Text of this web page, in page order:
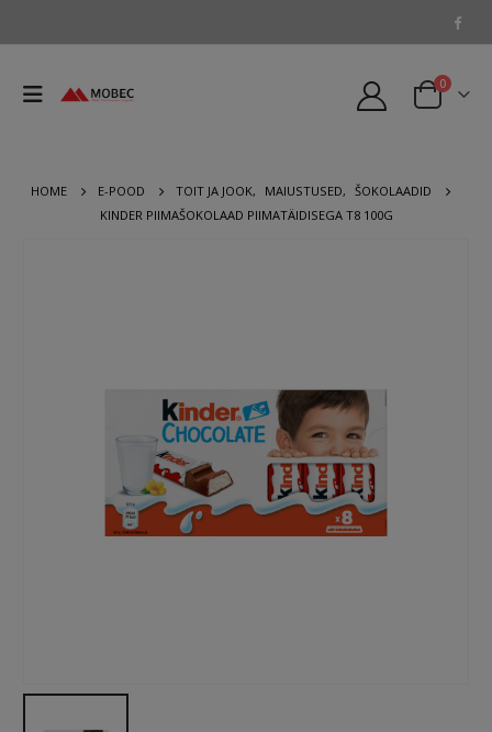
0
HOME E-POOD TOIT JA JOOK, MAIUSTUSED, ŠOKOLAADID
KINDER PIIMAŠOKOLAAD PIIMATÄIDISEGA T8 100G